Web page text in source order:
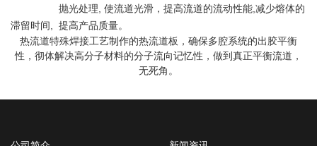
抛光处理, 使流道光滑，提高流道的流动性能,减少熔体的
滞留时间, 提高产品质量。
热流道特殊焊接工艺制作的热流道板，确保多腔系统的出胶平衡
性，彻体解决高分子材料的分子流向记忆性，做到真正平衡流道，
无死角。